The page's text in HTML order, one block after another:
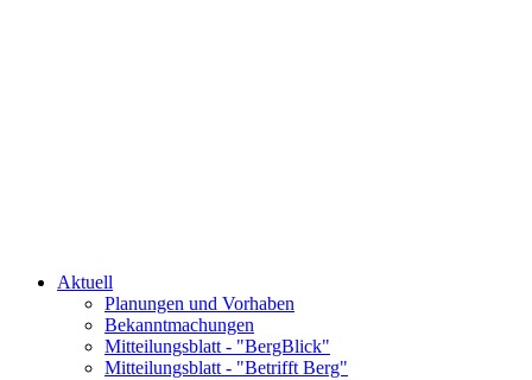
Aktuell
Planungen und Vorhaben
Bekanntmachungen
Mitteilungsblatt - "BergBlick"
Mitteilungsblatt - "Betrifft Berg"